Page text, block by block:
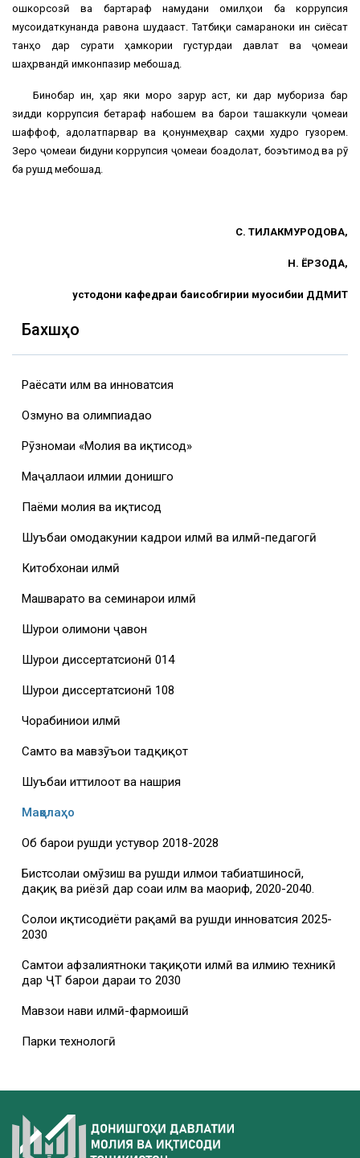
ошкорсозӣ ва бартараф намудани омилҳои ба коррупсия
мусоидаткунанда равона шудааст. Татбиқи самараноки ин сиёсат
танҳо дар сурати ҳамкории густурдаи давлат ва ҷомеаи
шаҳрвандӣ имконпазир мебошад.
Бинобар ин, ҳар яки моро зарур аст, ки дар мубориза бар
зидди коррупсия бетараф набошем ва барои ташаккули ҷомеаи
шаффоф, адолатпарвар ва қонунмеҳвар саҳми худро гузорем.
Зеро ҷомеаи бидуни коррупсия ҷомеаи боадолат, боэътимод ва рӯ
ба рушд мебошад.
С. ТИЛАКМУРОДОВА,
Н. ЁРЗОДА,
устодони кафедраи баҳисобгирии муҳосибии ДДМИТ
Бахшҳо
Раёсати илм ва инноватсия
Озмунҳо ва олимпиадаҳо
Рӯзномаи «Молия ва иқтисод»
Маҷаллаҳои илмии донишгоҳ
Паёми молия ва иқтисод
Шуъбаи омодакунии кадрҳои илмӣ ва илмӣ-педагогӣ
Китобхонаи илмӣ
Машваратҳо ва семинарҳои илмӣ
Шурои олимони ҷавон
Шурои диссертатсионӣ 014
Шурои диссертатсионӣ 108
Чорабиниҳои илмӣ
Самтҳо ва мавзӯъҳои тадқиқот
Шуъбаи иттилоот ва нашрия
Мақолаҳо
Об барои рушди устувор 2018-2028
Бистсолаи омӯзиш ва рушди илмҳои табиатшиносӣ,
дақиқ ва риёзӣ дар соҳаи илм ва маориф, 2020-2040.
Солҳои иқтисодиёти рақамӣ ва рушди инноватсия 2025-
2030
Самтҳои афзалиятноки таҳқиқоти илмӣ ва илмию техникӣ
дар ҶТ барои дараи то 2030
Мавзҳои нави илмӣ-фармоишӣ
Парки технологӣ